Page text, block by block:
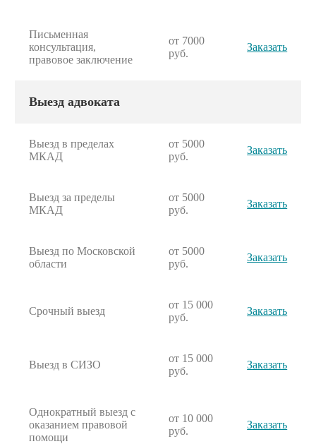
Письменная
консультация,
правовое заключение
от 7000
руб.
Заказать
Выезд адвоката
Выезд в пределах
МКАД
от 5000
руб.
Заказать
Выезд за пределы
МКАД
от 5000
руб.
Заказать
Выезд по Московской
области
от 5000
руб.
Заказать
Срочный выезд
от 15 000
руб.
Заказать
Выезд в СИЗО
от 15 000
руб.
Заказать
Однократный выезд с
оказанием правовой
помощи
от 10 000
руб.
Заказать